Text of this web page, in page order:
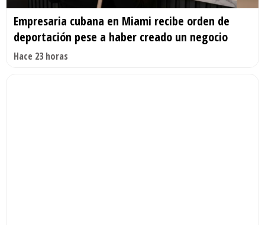
Empresaria cubana en Miami recibe orden de
deportación pese a haber creado un negocio
Hace 23 horas